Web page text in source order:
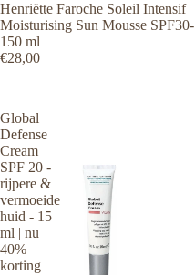
Uitverkocht
Henriëtte Faroche Soleil Intensif
Moisturising Sun Mousse SPF30-
150 ml
€28,00
Global
Defense
Cream
SPF 20 -
rijpere &
vermoeide
huid - 15
ml | nu
40%
korting